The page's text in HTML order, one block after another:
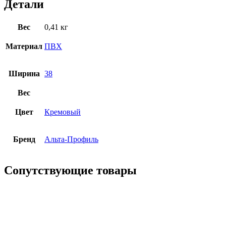
Детали
Вес 0,41 кг
Материал ПВХ
Ширина 38
Вес
Цвет Кремовый
Бренд Альта-Профиль
Сопутствующие товары